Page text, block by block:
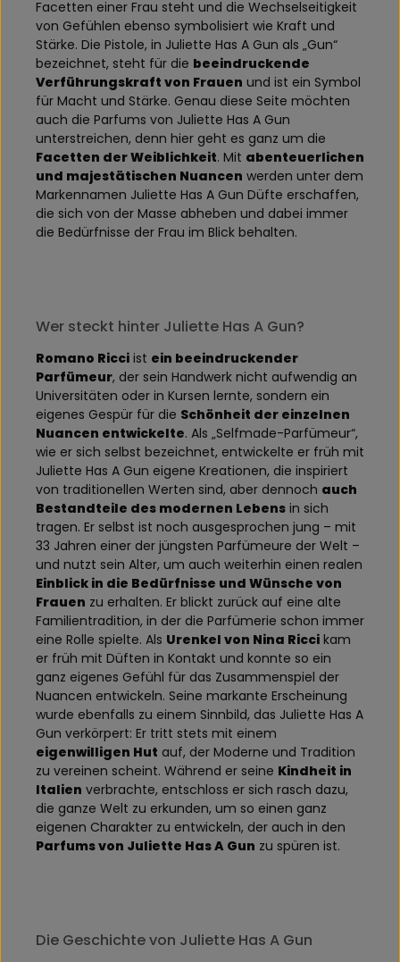
Facetten einer Frau steht und die Wechselseitigkeit
von Gefühlen ebenso symbolisiert wie Kraft und
Stärke. Die Pistole, in Juliette Has A Gun als „Gun“
bezeichnet, steht für die beeindruckende
Verführungskraft von Frauen und ist ein Symbol
für Macht und Stärke. Genau diese Seite möchten
auch die Parfums von Juliette Has A Gun
unterstreichen, denn hier geht es ganz um die
Facetten der Weiblichkeit. Mit abenteuerlichen
und majestätischen Nuancen werden unter dem
Markennamen Juliette Has A Gun Düfte erschaffen,
die sich von der Masse abheben und dabei immer
die Bedürfnisse der Frau im Blick behalten.
Wer steckt hinter Juliette Has A Gun?
Romano Ricci ist ein beeindruckender
Parfümeur, der sein Handwerk nicht aufwendig an
Universitäten oder in Kursen lernte, sondern ein
eigenes Gespür für die Schönheit der einzelnen
Nuancen entwickelte. Als „Selfmade-Parfümeur“,
wie er sich selbst bezeichnet, entwickelte er früh mit
Juliette Has A Gun eigene Kreationen, die inspiriert
von traditionellen Werten sind, aber dennoch auch
Bestandteile des modernen Lebens in sich
tragen. Er selbst ist noch ausgesprochen jung – mit
33 Jahren einer der jüngsten Parfümeure der Welt –
und nutzt sein Alter, um auch weiterhin einen realen
Einblick in die Bedürfnisse und Wünsche von
Frauen zu erhalten. Er blickt zurück auf eine alte
Familientradition, in der die Parfümerie schon immer
eine Rolle spielte. Als Urenkel von Nina Ricci kam
er früh mit Düften in Kontakt und konnte so ein
ganz eigenes Gefühl für das Zusammenspiel der
Nuancen entwickeln. Seine markante Erscheinung
wurde ebenfalls zu einem Sinnbild, das Juliette Has A
Gun verkörpert: Er tritt stets mit einem
eigenwilligen Hut auf, der Moderne und Tradition
zu vereinen scheint. Während er seine Kindheit in
Italien verbrachte, entschloss er sich rasch dazu,
die ganze Welt zu erkunden, um so einen ganz
eigenen Charakter zu entwickeln, der auch in den
Parfums von Juliette Has A Gun zu spüren ist.
Die Geschichte von Juliette Has A Gun